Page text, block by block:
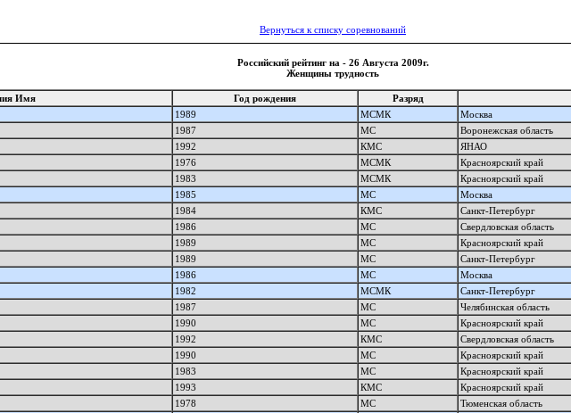
Вернуться к списку соревнований
Российский рейтинг на - 26 Августа 2009г.
Женщины трудность
Имя Год рождения Разряд
1989 МСМК Москва
1987 МС Воронежская область
1992 КМС ЯНАО
1976 МСМК Красноярский край
1983 МСМК Красноярский край
1985 МС Москва
1984 КМС Санкт-Петербург
1986 МС Свердловская область
1989 МС Красноярский край
1989 МС Санкт-Петербург
1986 МС Москва
1982 МСМК Санкт-Петербург
1987 МС Челябинская область
1990 МС Красноярский край
1992 КМС Свердловская область
1990 МС Красноярский край
1983 МС Красноярский край
1993 КМС Красноярский край
1978 МС Тюменская область